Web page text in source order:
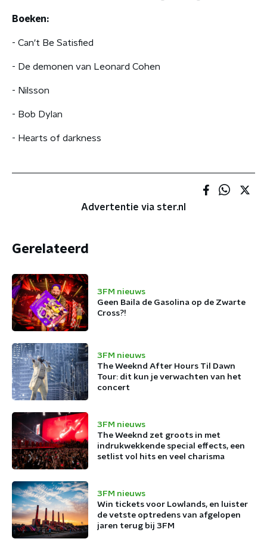
Boeken:
- Can't Be Satisfied
- De demonen van Leonard Cohen
- Nilsson
- Bob Dylan
- Hearts of darkness
Advertentie via ster.nl
Gerelateerd
3FM nieuws
Geen Baila de Gasolina op de Zwarte
Cross?!
3FM nieuws
The Weeknd After Hours Til Dawn
Tour: dit kun je verwachten van het
concert
3FM nieuws
The Weeknd zet groots in met
indrukwekkende special effects, een
setlist vol hits en veel charisma
3FM nieuws
Win tickets voor Lowlands, en luister
de vetste optredens van afgelopen
jaren terug bij 3FM